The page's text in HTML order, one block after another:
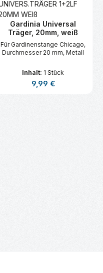
Gardinia Universal
Träger, 20mm, weiß
Für Gardinenstange Chicago,
Durchmesser 20 mm, Metall
Inhalt: 1 Stück
Regulärer Preis:
9,99 €